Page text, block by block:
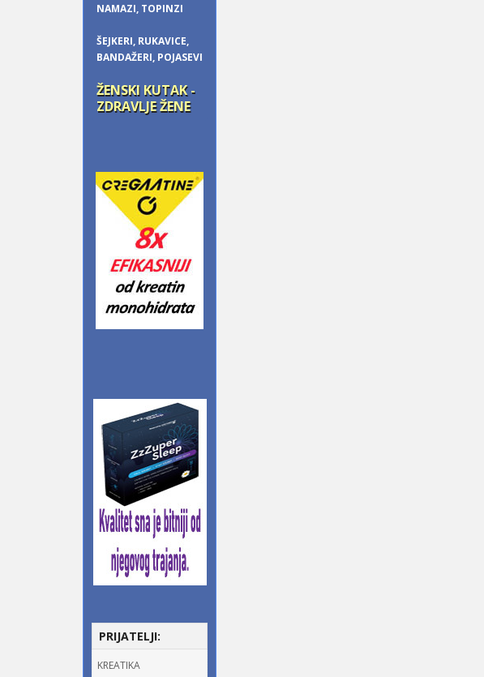
NAMAZI, TOPINZI
ŠEJKERI, RUKAVICE,
BANDAŽERI, POJASEVI
ŽENSKI KUTAK -
ZDRAVLJE ŽENE
PRIJATELJI:
KREATIKA